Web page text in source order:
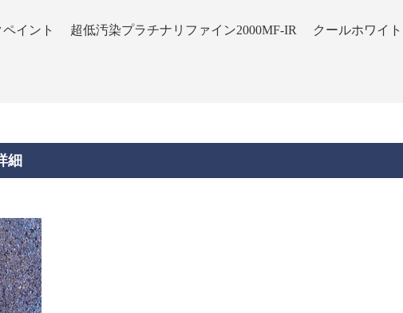
イント 超低汚染プラチナリファイン2000MF-IR クールホワイ
細